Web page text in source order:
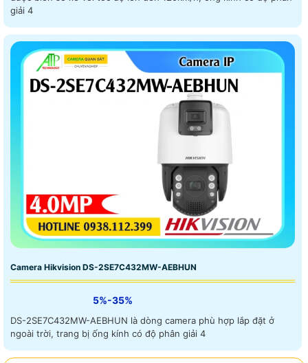
giải 4
Camera Hikvision DS-2SE7C432MW-AEBHUN
5%-35%
DS-2SE7C432MW-AEBHUN là dòng camera phù hợp lắp đặt ở
ngoài trời, trang bị ống kính có độ phân giải 4